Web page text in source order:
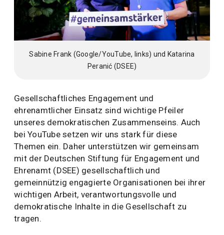
Sabine Frank (Google/YouTube, links) und Katarina
Peranić (DSEE)
Gesellschaftliches Engagement und
ehrenamtlicher Einsatz sind wichtige Pfeiler
unseres demokratischen Zusammenseins. Auch
bei YouTube setzen wir uns stark für diese
Themen ein. Daher unterstützen wir gemeinsam
mit der Deutschen Stiftung für Engagement und
Ehrenamt (DSEE) gesellschaftlich und
gemeinnützig engagierte Organisationen bei ihrer
wichtigen Arbeit, verantwortungsvolle und
demokratische Inhalte in die Gesellschaft zu
tragen.